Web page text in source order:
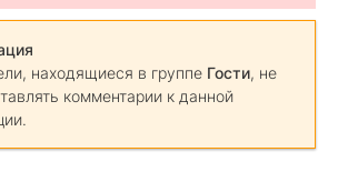
находящиеся в группе Гости, не
комментарии к данной